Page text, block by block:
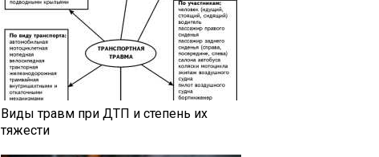
Виды травм при ДТП и степень их
тяжести